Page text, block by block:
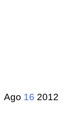
Ago 16 2012